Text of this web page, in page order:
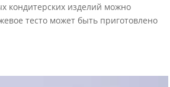
кондитерс­ких изделий можно
тесто может быть приготовлено